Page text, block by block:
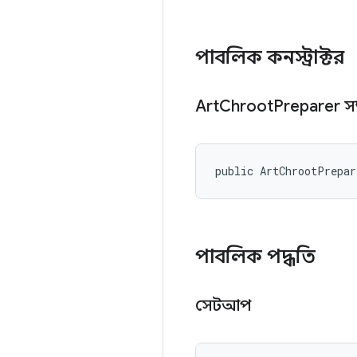
পাবলিক কনস্ট্রাক্টর
ArtChrootPreparer
public
পাবলিক পদ্ধতি
সেটআপ